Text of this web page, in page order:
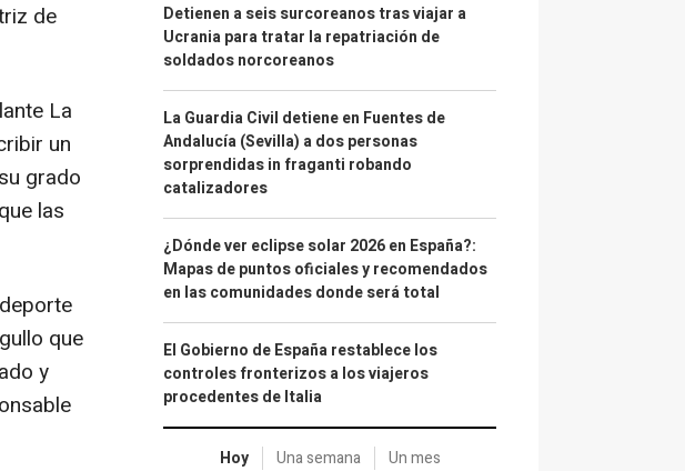
de
La
un
grado
las
que
y
Detienen a seis surcoreanos tras viajar a
Ucrania para tratar la repatriación de
soldados norcoreanos
La Guardia Civil detiene en Fuentes de
Andalucía (Sevilla) a dos personas
sorprendidas in fraganti robando
catalizadores
¿Dónde ver eclipse solar 2026 en España?:
Mapas de puntos oficiales y recomendados
en las comunidades donde será total
El Gobierno de España restablece los
controles fronterizos a los viajeros
procedentes de Italia
Hoy Una semana Un mes